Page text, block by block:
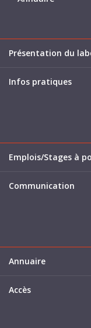
Présentation du
Infos pratiques
Emplois/Stages à
Communication
Annuaire
Accès